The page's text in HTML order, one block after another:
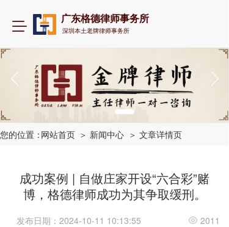
T
g
v
i
i
广东格德律师事务所
深圳本土老牌律师事务所
您的位置：网站首页 ＞ 新闻中心 ＞ 文章详情页
成功案例 | 自做庄家开设“六合彩”赌
博，格德律师成功为其争取缓刑。
发布日期：2024-10-11 10:13:55 2011